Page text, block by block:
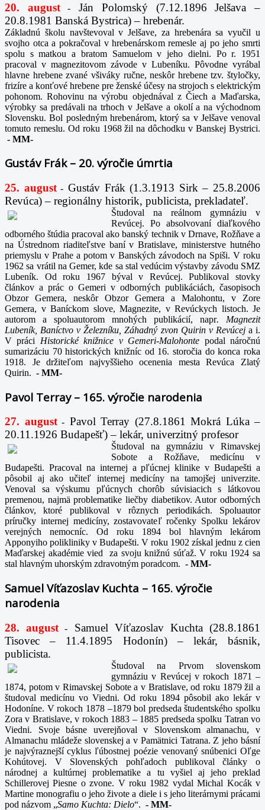
20. august-
Ján Polomský (7.12.1896 Jelšava –
20.8.1981 Banská Bystrica) – hrebenár.
Základnú školu navštevoval v Jelšave, za hrebenára sa vyučil u
svojho otca a pokračoval v hrebenárskom remesle aj po jeho smrti
spolu s matkou a bratom Samuelom v jeho dielni. Po r. 1951
pracoval v magnezitovom závode v Lubeníku. Pôvodne vyrábal
hlavne hrebene zvané všiváky ručne, neskôr hrebene tzv. štyločky,
frizíre a konťové hrebene pre ženské účesy na strojoch s elektrickým
pohonom. Rohovinu na výrobu objednával z Čiech a Maďarska,
výrobky sa predávali na trhoch v Jelšave a okolí a na východnom
Slovensku. Bol posledným hrebenárom, ktorý sa v Jelšave venoval
tomuto remeslu. Od roku 1968 žil na dôchodku v Banskej Bystrici.
- MM-
Gustáv Frák – 20. výročie úmrtia
25. august- Gustáv Frák (1.3.1913 Sirk – 25.8.2006
Revúca) – regionálny historik, publicista, prekladateľ.
Študoval na reálnom gymnáziu v
Revúcej. Po absolvovaní diaľkového
odborného štúdia pracoval ako banský technik v Drnave, Rožňave a
na Ústrednom riaditeľstve baní v Bratislave, ministerstve hutného
priemyslu v Prahe a potom v Banských závodoch na Spiši. V roku
1962 sa vrátil na Gemer, kde sa stal vedúcim výstavby závodu SMZ
Lubeník. Od roku 1967 býval v Revúcej. Publikoval stovky
článkov a prác o Gemeri v odborných publikáciách, časopisoch
Obzor Gemera, neskôr Obzor Gemera a Malohontu, v Zore
Gemera, v Baníckom slove, Magnezite, v Revúckych listoch. Je
autorom a spoluautorom mnohých publikácií, napr. Magnezit
Lubeník, Baníctvo v Železníku, Záhadný zvon Quirin v Revúcej a i.
V práci Historické knižnice v Gemeri-Malohonte podal náročnú
sumarizáciu 70 historických knižníc od 16. storočia do konca roka
1918. Je držiteľom najvyššieho ocenenia mesta Revúca Zlatý
Quirin. - MM-
Pavol Terray – 165. výročie narodenia
27. august- Pavol Terray (27.8.1861 Mokrá Lúka –
20.11.1926 Budapešť) – lekár, univerzitný profesor
Študoval na gymnáziu v Rimavskej
Sobote a Rožňave, medicínu v
Budapešti. Pracoval na internej a pľúcnej klinike v Budapešti a
pôsobil aj ako učiteľ internej medicíny na tamojšej univerzite.
Venoval sa výskumu pľúcnych chorôb súvisiacich s látkovou
premenou, najmä problematike liečby diabetikov. Autor odborných
článkov, ktoré publikoval v rôznych periodikách. Spoluautor
príručky internej medicíny, zostavovateľ ročenky Spolku lekárov
verejných nemocníc. Od roku 1894 bol hlavným lekárom
Apponyiho polikliniky v Budapešti. V roku 1902 získal jednu z cien
Maďarskej akadémie vied za svoju knižnú súťaž. V roku 1924 sa
stal hlavným uhorským zdravotným poradcom. - MM-
Samuel Víťazoslav Kuchta – 165. výročie
narodenia
28. august -
Samuel Víťazoslav Kuchta (28.8.1861
Tisovec – 11.4.1895 Hodonín) – lekár, básnik,
publicista.
Študoval na Prvom slovenskom
gymnáziu v Revúcej v rokoch 1871 –
1874, potom v Rimavskej Sobote a v Bratislave, od roku 1879 žil a
študoval medicínu vo Viedni. Od roku 1894 pôsobil ako lekár v
Hodoníne. V rokoch 1878 –1879 bol predseda študentského spolku
Zora v Bratislave, v rokoch 1883 – 1885 predseda spolku Tatran vo
Viedni. Svoje básne uverejňoval v Slovenskom almanachu, v
Almanachu mládeže slovenskej a v Pamätnici Tatrana. Z jeho básní
je najvýraznejší cyklus ľúbostnej poézie venovaný snúbenici Oľge
Kohútovej. V Slovenských pohľadoch publikoval články o
národnej a kultúrnej problematike a tu vyšiel aj jeho preklad
Schillerovej Piesne o zvone. V roku 1982 vydal Michal Kocák v
Martine monografiu o jeho živote a diele i s jeho literárnymi prácami
pod názvom „Samo Kuchta: Dielo“. - MM-